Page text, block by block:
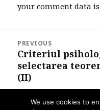
your comment data is
navigation
PREVIOUS
Previous
post:
Criteriul
selectarea
(II)
NEXTWe use cookies to